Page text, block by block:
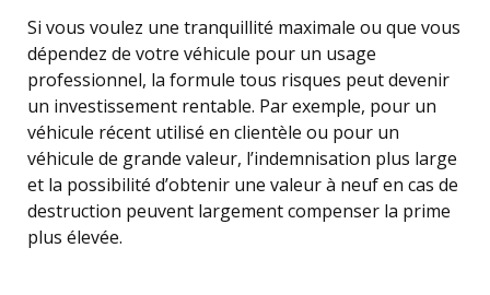
Si vous voulez une tranquillité maximale ou que vous
dépendez de votre véhicule pour un usage
professionnel, la formule tous risques peut devenir
un investissement rentable. Par exemple, pour un
véhicule récent utilisé en clientèle ou pour un
véhicule de grande valeur, l’indemnisation plus large
et la possibilité d’obtenir une valeur à neuf en cas de
destruction peuvent largement compenser la prime
plus élevée.